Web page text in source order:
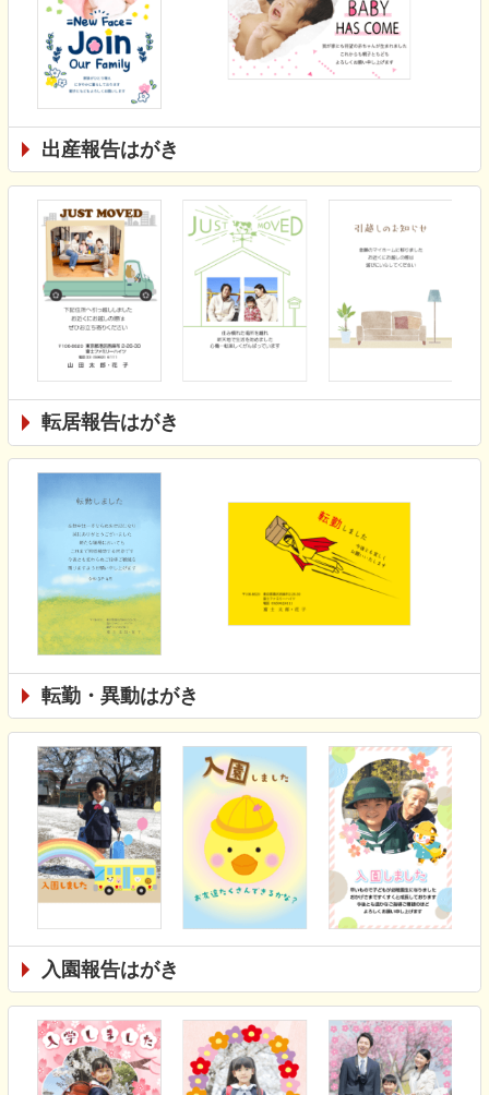
出産報告はがき
転居報告はがき
転勤・異動はがき
入園報告はがき